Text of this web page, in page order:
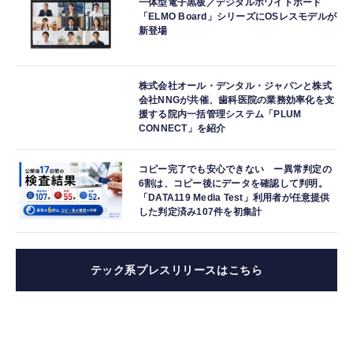
「ELMO Board」シリーズにOSレスモデルが
新登場
株式会社オール・デンタル・ジャパンと株式
会社NNGが共催、歯科医院の業務効率化を支
援する院内一括管理システム「PLUM
CONNECT」を紹介
コピー完了でも安心できない ー異常判定の
6割は、コピー後にデータを確認して判明。
「DATA119 Media Test」利用者が任意提供
した判定済み107件を初集計
テック系プレスリリースはこちら